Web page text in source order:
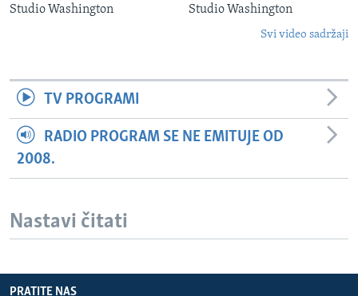
Studio Washington Studio Washington
Svi video sadržaji
TV PROGRAMI
RADIO PROGRAM SE NE EMITUJE OD
2008.
Nastavi čitati
PRATITE NAS